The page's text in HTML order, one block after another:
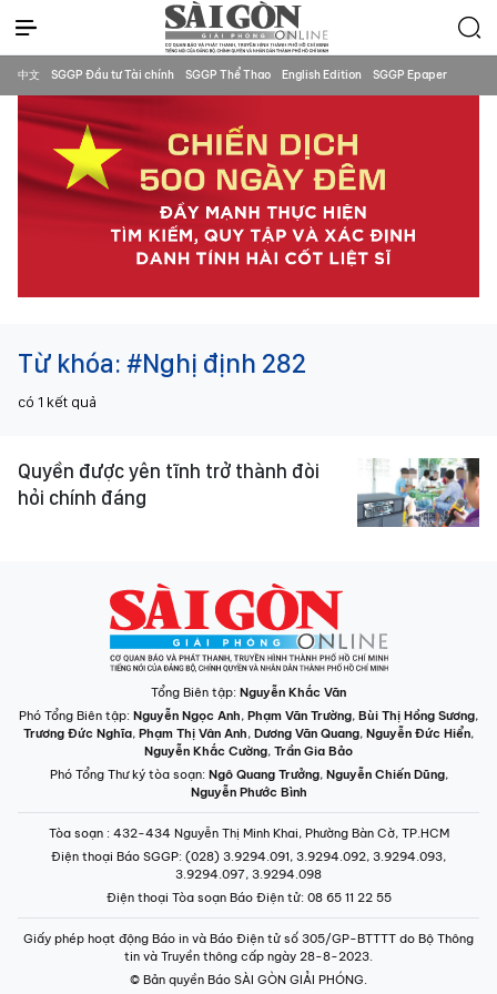
中文 SGGP Đầu tư Tài chính SGGP Thể Thao English Edition SGGP Epaper
Từ khóa: #Nghị định 282
có 1 kết quả
Quyền được yên tĩnh trở thành đòi
hỏi chính đáng
Tổng Biên tập: Nguyễn Khắc Văn
Phó Tổng Biên tập: Nguyễn Ngọc Anh, Phạm Văn Trường, Bùi Thị Hồng Sương,
Trương Đức Nghĩa, Phạm Thị Vân Anh, Dương Văn Quang, Nguyễn Đức Hiển,
Nguyễn Khắc Cường, Trần Gia Bảo
Phó Tổng Thư ký tòa soạn: Ngô Quang Trưởng, Nguyễn Chiến Dũng,
Nguyễn Phước Bình
Tòa soạn : 432-434 Nguyễn Thị Minh Khai, Phường Bàn Cờ, TP.HCM
Điện thoại Báo SGGP: (028) 3.9294.091, 3.9294.092, 3.9294.093,
3.9294.097, 3.9294.098
Điện thoại Tòa soạn Báo Điện tử: 08 65 11 22 55
Giấy phép hoạt động Báo in và Báo Điện tử số 305/GP-BTTTT do Bộ Thông
tin và Truyền thông cấp ngày 28-8-2023.
© Bản quyền Báo SÀI GÒN GIẢI PHÓNG.